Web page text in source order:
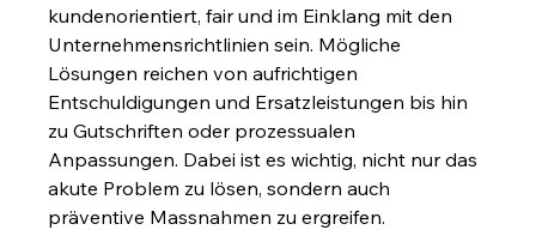
kundenorientiert, fair und im Einklang mit den
Unternehmensrichtlinien sein. Mögliche
Lösungen reichen von aufrichtigen
Entschuldigungen und Ersatzleistungen bis hin
zu Gutschriften oder prozessualen
Anpassungen. Dabei ist es wichtig, nicht nur das
akute Problem zu lösen, sondern auch
präventive Massnahmen zu ergreifen.